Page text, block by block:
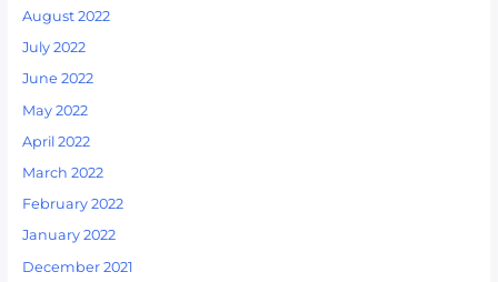
August 2022
July 2022
June 2022
May 2022
April 2022
March 2022
February 2022
January 2022
December 2021